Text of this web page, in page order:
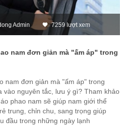
Admin 7259 lượt xem
nam đơn giản mà "ấm áp" trong
nam đơn giản mà "ấm áp" trong
vào nguyên tắc, lưu ý gì? Tham khảo
phao nam sẽ giúp nam giới thể
trung, chỉn chu, sang trọng giúp
đầu trong những ngày lạnh